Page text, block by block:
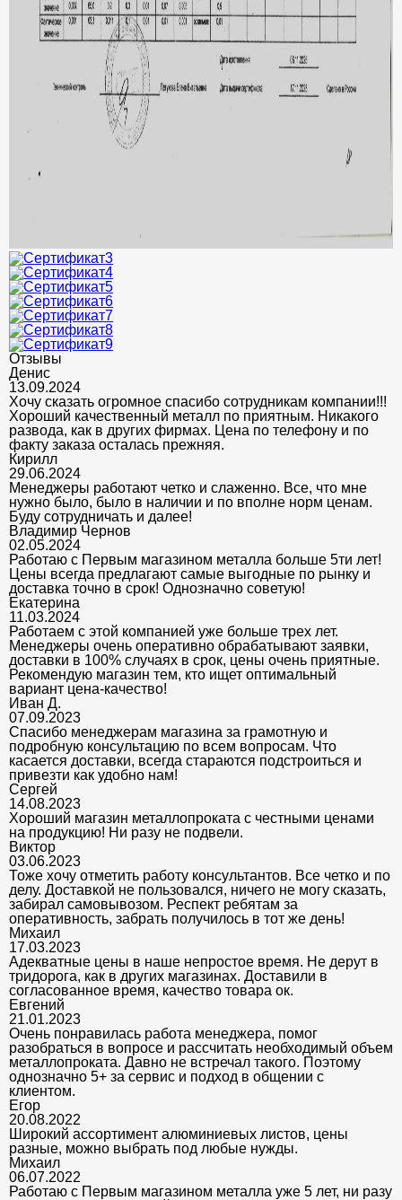
Отзывы
Денис
13.09.2024
Хочу сказать огромное спасибо сотрудникам компании!!!
Хороший качественный металл по приятным. Никакого
развода, как в других фирмах. Цена по телефону и по
факту заказа осталась прежняя.
Кирилл
29.06.2024
Менеджеры работают четко и слаженно. Все, что мне
нужно было, было в наличии и по вполне норм ценам.
Буду сотрудничать и далее!
Владимир Чернов
02.05.2024
Работаю с Первым магазином металла больше 5ти лет!
Цены всегда предлагают самые выгодные по рынку и
доставка точно в срок! Однозначно советую!
Екатерина
11.03.2024
Работаем с этой компанией уже больше трех лет.
Менеджеры очень оперативно обрабатывают заявки,
доставки в 100% случаях в срок, цены очень приятные.
Рекомендую магазин тем, кто ищет оптимальный
вариант цена-качество!
Иван Д.
07.09.2023
Спасибо менеджерам магазина за грамотную и
подробную консультацию по всем вопросам. Что
касается доставки, всегда стараются подстроиться и
привезти как удобно нам!
Сергей
14.08.2023
Хороший магазин металлопроката с честными ценами
на продукцию! Ни разу не подвели.
Виктор
03.06.2023
Тоже хочу отметить работу консультантов. Все четко и по
делу. Доставкой не пользовался, ничего не могу сказать,
забирал самовывозом. Респект ребятам за
оперативность, забрать получилось в тот же день!
Михаил
17.03.2023
Адекватные цены в наше непростое время. Не дерут в
тридорога, как в других магазинах. Доставили в
согласованное время, качество товара ок.
Евгений
21.01.2023
Очень понравилась работа менеджера, помог
разобраться в вопросе и рассчитать необходимый объем
металлопроката. Давно не встречал такого. Поэтому
однозначно 5+ за сервис и подход в общении с
клиентом.
Егор
20.08.2022
Широкий ассортимент алюминиевых листов, цены
разные, можно выбрать под любые нужды.
Михаил
06.07.2022
Работаю с Первым магазином металла уже 5 лет, ни разу